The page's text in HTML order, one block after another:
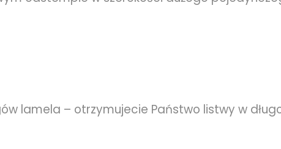
lamela – otrzymujecie Państwo listwy w